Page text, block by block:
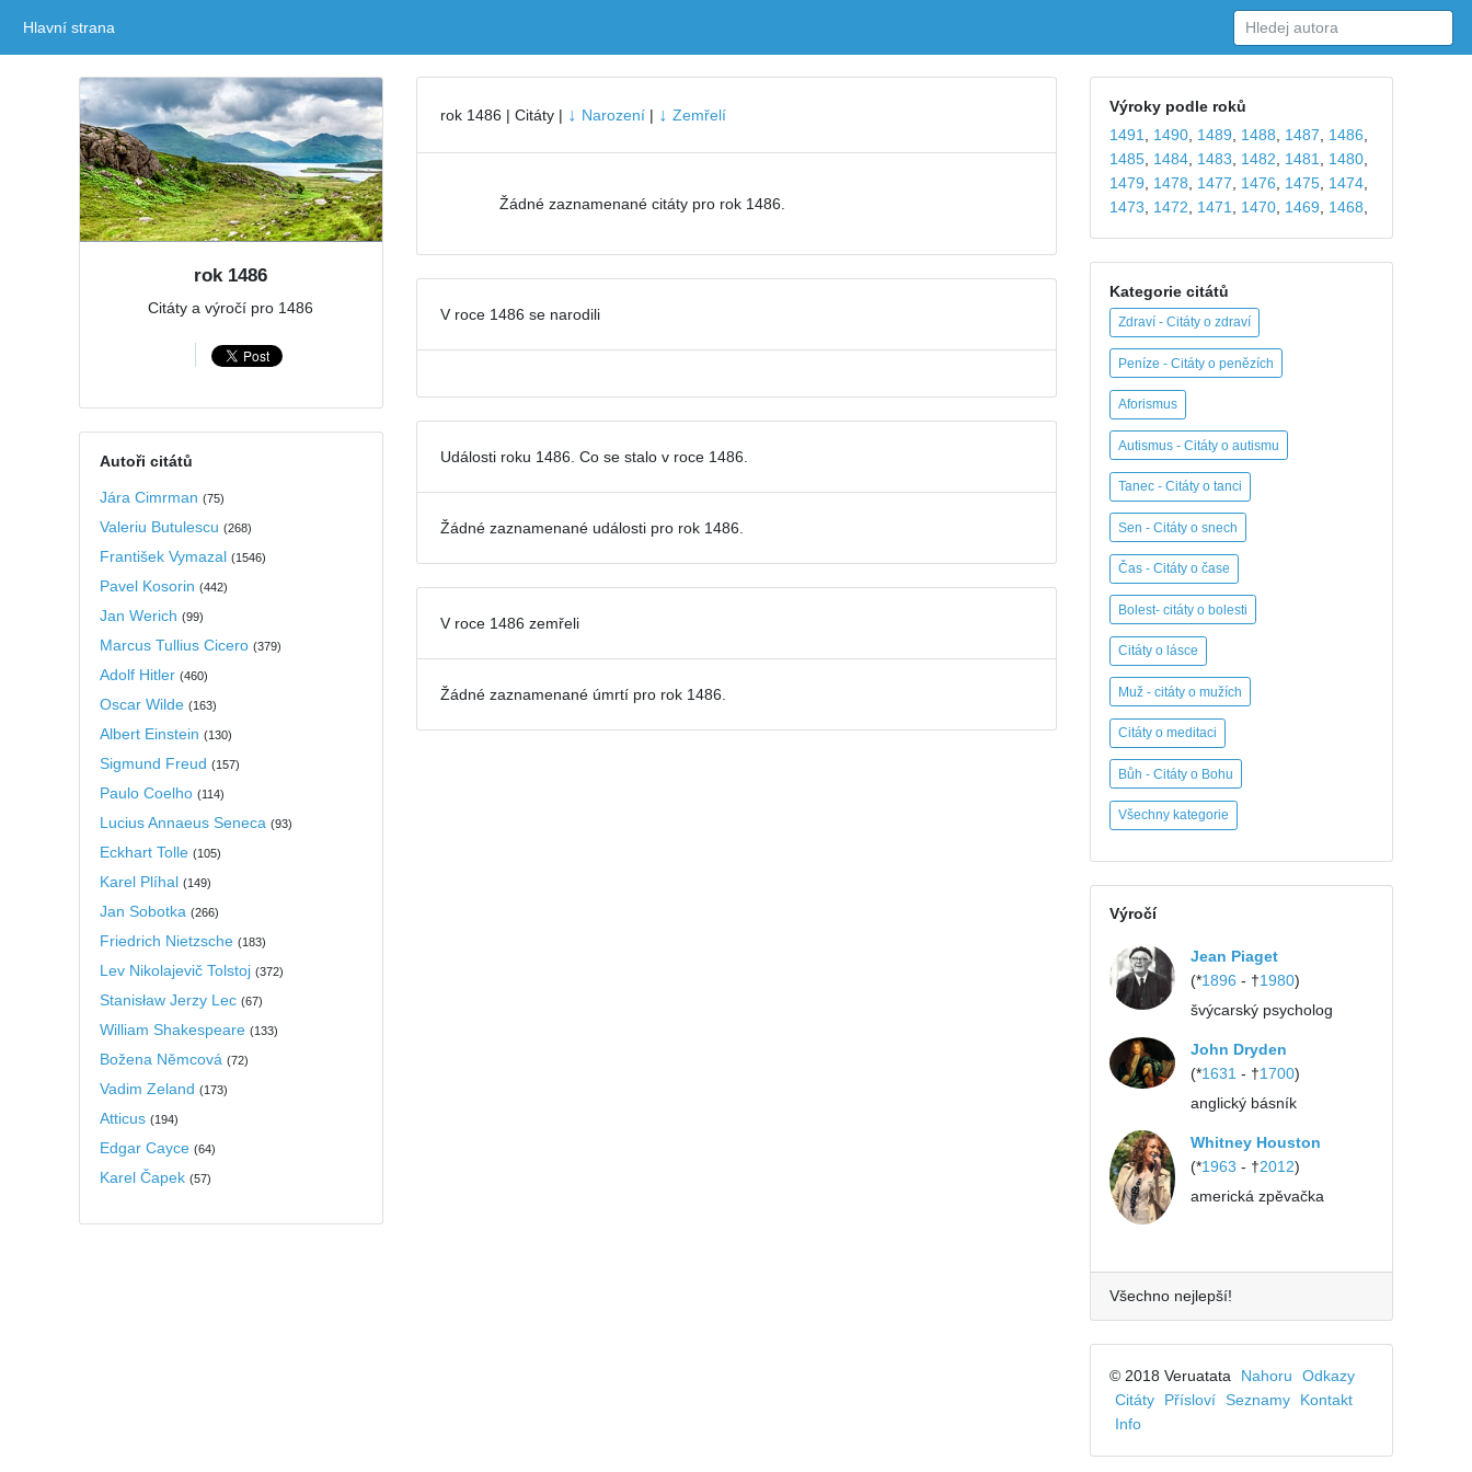
Hlavní strana
rok 1486
Citáty a výročí pro 1486
Autoři citátů
Jára Cimrman (75)
Valeriu Butulescu (268)
František Vymazal (1546)
Pavel Kosorin (442)
Jan Werich (99)
Marcus Tullius Cicero (379)
Adolf Hitler (460)
Oscar Wilde (163)
Albert Einstein (130)
Sigmund Freud (157)
Paulo Coelho (114)
Lucius Annaeus Seneca (93)
Eckhart Tolle (105)
Karel Plíhal (149)
Jan Sobotka (266)
Friedrich Nietzsche (183)
Lev Nikolajevič Tolstoj (372)
Stanisław Jerzy Lec (67)
William Shakespeare (133)
Božena Němcová (72)
Vadim Zeland (173)
Atticus (194)
Edgar Cayce (64)
Karel Čapek (57)
rok 1486 | Citáty | ↓ Narození| ↓ Zemřelí
Žádné zaznamenané citáty pro rok 1486.
V roce 1486 se narodili
Události roku 1486. Co se stalo v roce 1486.
Žádné zaznamenané události pro rok 1486.
V roce 1486 zemřeli
Žádné zaznamenané úmrtí pro rok 1486.
Výroky podle roků
1491
1490 1489 1488 1487 1486
1485 1484 1483 1482 1481 1480
1479
1478 1477 1476 1475 1474
1473
1472 1471 1470 1469 1468
Kategorie citátů
Zdraví - Citáty o zdraví
Peníze - Citáty o penězích
Aforismus
Autismus - Citáty o autismu
Tanec - Citáty o tanci
Sen - Citáty o snech
Čas - Citáty o čase
Bolest- citáty o bolesti
Citáty o lásce
Muž - citáty o mužích
Citáty o meditaci
Bůh - Citáty o Bohu
Všechny kategorie
Výročí
Jean Piaget
(*1896 - †1980)
švýcarský psycholog
John Dryden
(*1631 - †1700)
anglický básník
Whitney Houston
(*1963 - †2012)
americká zpěvačka
Všechno nejlepší!
© 2018 Veruatata Nahoru
Odkazy
Citáty
Přísloví Seznamy
Kontakt
Info